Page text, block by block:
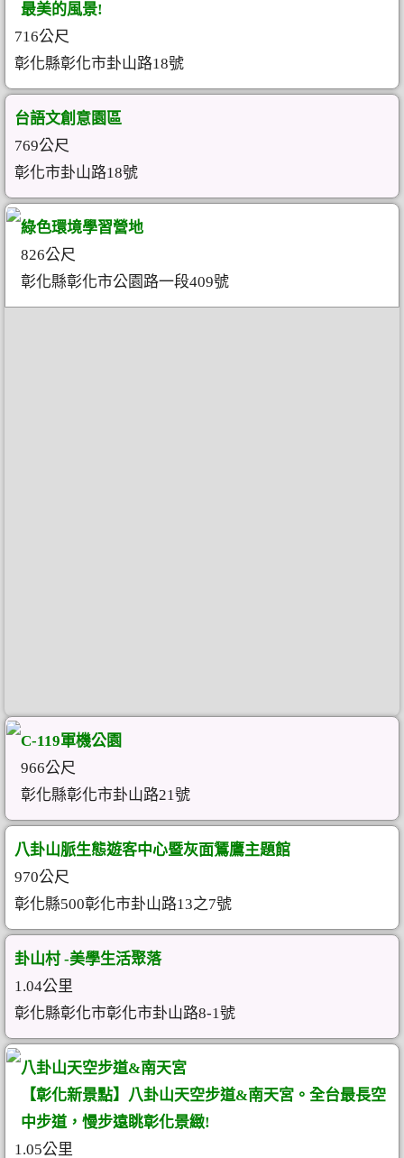
最美的風景!
716公尺
彰化縣彰化市卦山路18號
台語文創意園區
769公尺
彰化市卦山路18號
綠色環境學習營地
826公尺
彰化縣彰化市公園路一段409號
C-119軍機公園
966公尺
彰化縣彰化市卦山路21號
八卦山脈生態遊客中心暨灰面鵟鷹主題館
970公尺
彰化縣500彰化市卦山路13之7號
卦山村 -美學生活聚落
1.04公里
彰化縣彰化市彰化市卦山路8-1號
八卦山天空步道&南天宮
【彰化新景點】八卦山天空步道&南天宮。全台最長空
中步道，慢步遠眺彰化景緻!
1.05公里